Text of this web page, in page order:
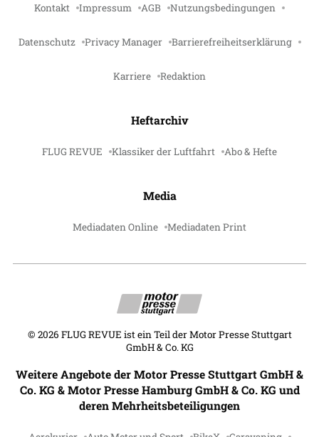
Kontakt Impressum AGB Nutzungsbedingungen
Datenschutz Privacy Manager Barrierefreiheitserklärung
Karriere Redaktion
Heftarchiv
FLUG REVUE Klassiker der Luftfahrt Abo & Hefte
Media
Mediadaten Online Mediadaten Print
© 2026 FLUG REVUE ist ein Teil der Motor Presse Stuttgart
GmbH & Co. KG
Weitere Angebote der Motor Presse Stuttgart GmbH &
Co. KG & Motor Presse Hamburg GmbH & Co. KG und
deren Mehrheitsbeteiligungen